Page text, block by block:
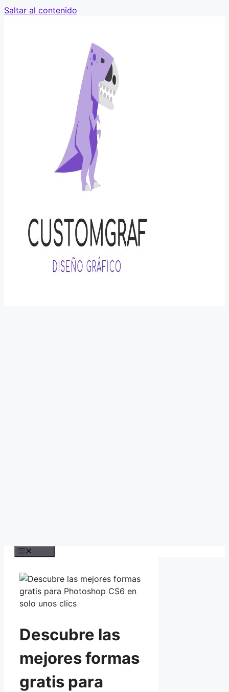
Saltar al contenido
Descubre las
mejores formas
gratis para